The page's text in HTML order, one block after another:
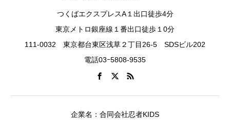
つくばエクスプレスA１出口徒歩4分
東京メトロ銀座線１番出口徒歩１0分
111-0032 東京都台東区浅草２丁目26-5 SDSビル202
電話03ｰ5808-9535
企業名：合同会社忍者KIDS